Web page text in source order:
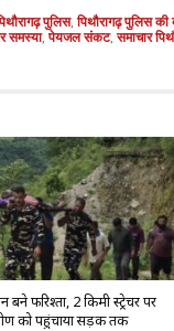
पुलिस,पिथौरागढ़ पुलिस की
समस्या,पेयजल संकट,समाचार
फरिश्ता, 2 किमी स्ट्रेचर पर
को पहुंचाया सड़क तक